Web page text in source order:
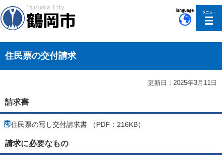
住民票の交付請求
更新日：2025年3月11日
請求書
住民票の写し交付請求書 （PDF：216KB）
請求に必要なもの